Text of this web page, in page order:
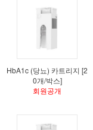
HbA1c (당뇨) 카트리지 [2
0개/박스]
회원공개